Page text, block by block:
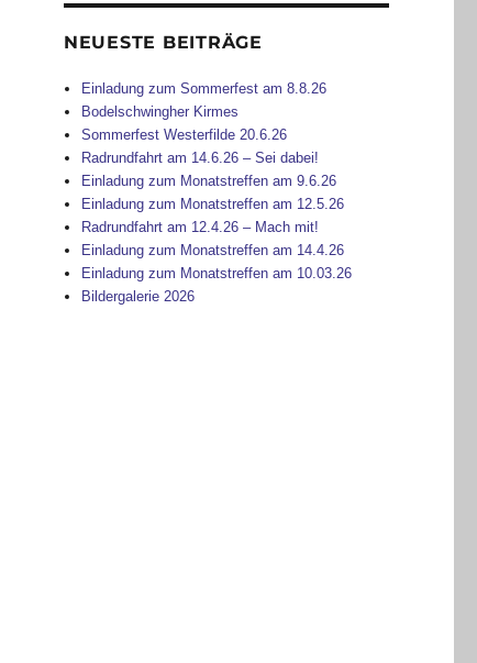
NEUESTE BEITRÄGE
Einladung zum Sommerfest am 8.8.26
Bodelschwingher Kirmes
Sommerfest Westerfilde 20.6.26
Radrundfahrt am 14.6.26 – Sei dabei!
Einladung zum Monatstreffen am 9.6.26
Einladung zum Monatstreffen am 12.5.26
Radrundfahrt am 12.4.26 – Mach mit!
Einladung zum Monatstreffen am 14.4.26
Einladung zum Monatstreffen am 10.03.26
Bildergalerie 2026